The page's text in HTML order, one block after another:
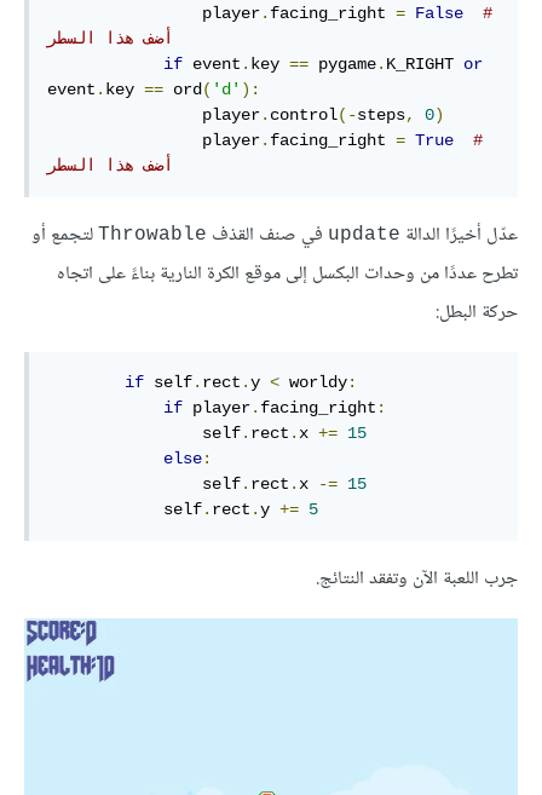
                player
. facing_right = False
#
أضف هذا السطر
if event . key == pygame. K_RIGHT or
event . key == ord ( 'd' ):
                player
. control(-steps, 0)
                player
. facing_right = True
#
أضف هذا السطر
عدّل أخيرًا الدالة update في صنف القذف Throwable لتجمع أو
تطرح عددًا من وحدات البكسل إلى موقع الكرة النارية بناءً على اتجاه
حركة البطل:
if self. rect .y < worldy:
if player. facing_right :
                self
. rect . x += 15
else:
                self
. rect . x -= 15
            self
. rect .y += 5
جرب اللعبة الآن وتفقد النتائج.